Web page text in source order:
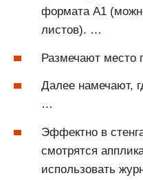
формата А1
листов). …
Размечают место
Далее намечают,
…
Эффектно в
смотрятся
использовать